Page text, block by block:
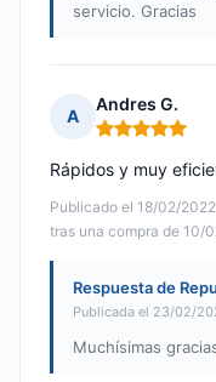
servicio. Gracias
A
Andres G.
Nota: 5 de 5
Publicado el 18/02/
tras una compra de 10/
Rápidos y muy
Respuesta de
Publicada el 23/02/
Muchísimas